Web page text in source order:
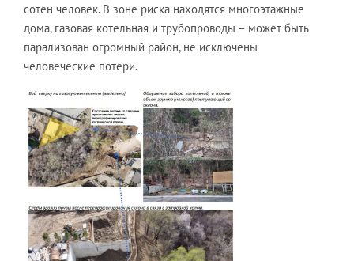
сотен человек. В зоне риска находятся многоэтажные
дома, газовая котельная и трубопроводы – может быть
парализован огромный район, не исключены
человеческие потери.